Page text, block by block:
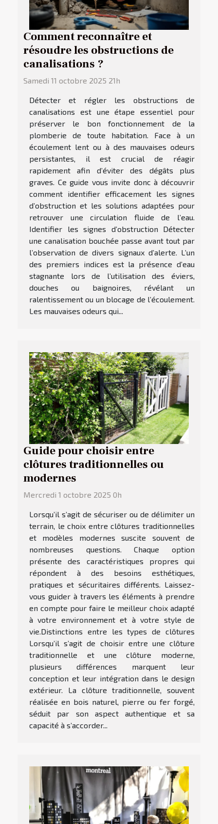
Comment reconnaître et
résoudre les obstructions de
canalisations ?
Samedi 11 octobre 2025 21h
Détecter et régler les obstructions de
canalisations est une étape essentiel pour
préserver le bon fonctionnement de la
plomberie de toute habitation. Face à un
écoulement lent ou à des mauvaises odeurs
persistantes, il est crucial de réagir
rapidement afin d’éviter des dégâts plus
graves. Ce guide vous invite donc à découvrir
comment identifier efficacement les signes
d’obstruction et les solutions adaptées pour
retrouver une circulation fluide de l’eau.
Identifier les signes d’obstruction Détecter
une canalisation bouchée passe avant tout par
l’observation de divers signaux d’alerte. L’un
des premiers indices est la présence d’eau
stagnante lors de l’utilisation des éviers,
douches ou baignoires, révélant un
ralentissement ou un blocage de l’écoulement.
Les mauvaises odeurs qui...
Guide pour choisir entre
clôtures traditionnelles ou
modernes
Mercredi 1 octobre 2025 0h
Lorsqu’il s’agit de sécuriser ou de délimiter un
terrain, le choix entre clôtures traditionnelles
et modèles modernes suscite souvent de
nombreuses questions. Chaque option
présente des caractéristiques propres qui
répondent à des besoins esthétiques,
pratiques et sécuritaires différents. Laissez-
vous guider à travers les éléments à prendre
en compte pour faire le meilleur choix adapté
à votre environnement et à votre style de
vie.Distinctions entre les types de clôtures
Lorsqu’il s’agit de choisir entre une clôture
traditionnelle et une clôture moderne,
plusieurs différences marquent leur
conception et leur intégration dans le design
extérieur. La clôture traditionnelle, souvent
réalisée en bois naturel, pierre ou fer forgé,
séduit par son aspect authentique et sa
capacité à s’accorder...